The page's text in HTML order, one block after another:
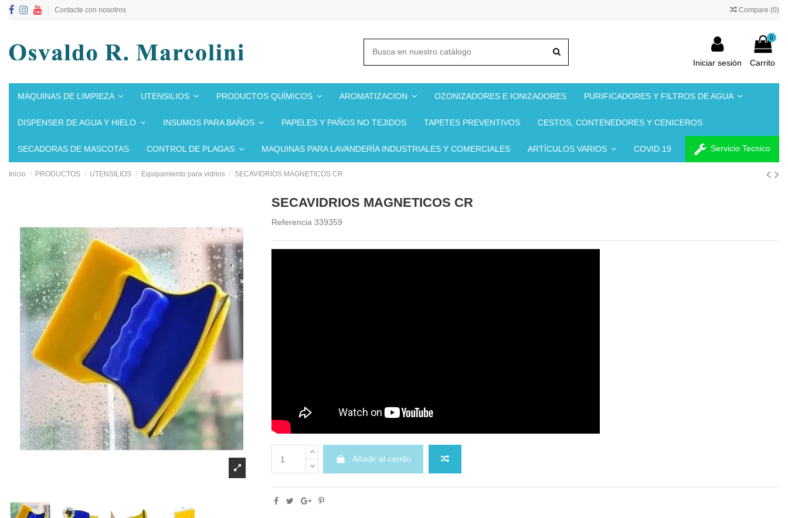
Contacte con nosotros Compare (0)
Iniciar sesión
0
Carrito
MAQUINAS DE LIMPIEZA UTENSILIOS PRODUCTOS QUÍMICOS AROMATIZACION OZONIZADORES E IONIZADORES PURIFICADORES Y FILTROS DE AGUA
DISPENSER DE AGUA Y HIELO INSUMOS PARA BAÑOS PAPELES Y PAÑOS NO TEJIDOS TAPETES PREVENTIVOS CESTOS, CONTENEDORES Y CENICEROS
SECADORAS DE MASCOTAS CONTROL DE PLAGAS MAQUINAS PARA LAVANDERÍA INDUSTRIALES Y COMERCIALES ARTÍCULOS VARIOS Servicio Tecnico
COVID 19
Inicio PRODUCTOS UTENSILIOS Equipamiento para vidrios SECAVIDRIOS MAGNETICOS CR
SECAVIDRIOS MAGNETICOS CR
Referencia 339359
Añadir al carrito